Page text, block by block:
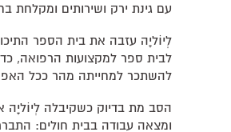
עם גינת ירק ושירותים ומקלחת
לְיוֹליָה עזבה את בית הספר
לבית ספר למקצועות הרפואה,
להשתכר למחייתה מהר ככל
הסב מת בדיוק כשקיבלה לְיוֹליָה
ומצאה עבודה בבית חולים: